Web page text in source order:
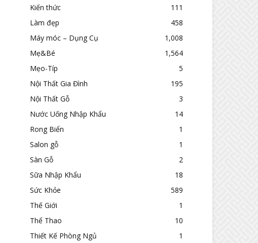
Kiến thức
111
Làm đẹp
458
Máy móc – Dụng Cụ
1,008
Mẹ&Bé
1,564
Mẹo-Típ
5
Nội Thất Gia Đình
195
Nội Thất Gỗ
3
Nước Uống Nhập Khẩu
14
Rong Biển
1
Salon gỗ
1
Sàn Gỗ
2
Sữa Nhập Khẩu
18
Sức Khỏe
589
Thế Giới
1
Thể Thao
10
Thiết Kế Phòng Ngủ
1